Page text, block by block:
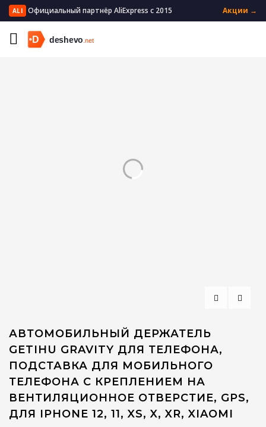
ALI Официальный партнёр AliExpress с 2015 Акции →
АВТОМОБИЛЬНЫЙ ДЕРЖАТЕЛЬ
GETIHU GRAVITY ДЛЯ ТЕЛЕФОНА,
ПОДСТАВКА ДЛЯ МОБИЛЬНОГО
ТЕЛЕФОНА С КРЕПЛЕНИЕМ НА
ВЕНТИЛЯЦИОННОЕ ОТВЕРСТИЕ, GPS,
ДЛЯ IPHONE 12, 11, XS, X, XR, XIAOMI